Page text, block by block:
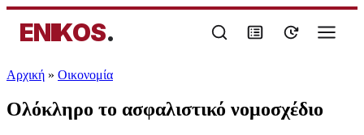
ENIKOS.
Αρχική » Oικονομία
Ολόκληρο το ασφαλιστικό νομοσχέδιο